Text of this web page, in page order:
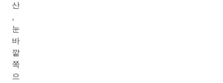
산
,
눈
바
깥
쪽
으